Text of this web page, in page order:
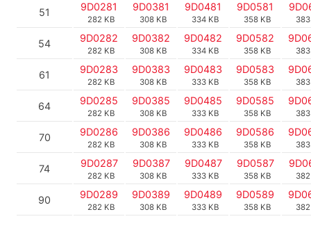
51 9D0281
282 KB
9D0381
308 KB
9D0481
334 KB
9D0581
358 KB
54 9D0282
282 KB
9D0382
308 KB
9D0482
334 KB
9D0582
358 KB
61 9D0283
282 KB
9D0383
308 KB
9D0483
333 KB
9D0583
358 KB
64 9D0285
282 KB
9D0385
308 KB
9D0485
333 KB
9D0585
358 KB
70 9D0286
282 KB
9D0386
308 KB
9D0486
333 KB
9D0586
358 KB
74 9D0287
282 KB
9D0387
308 KB
9D0487
333 KB
9D0587
358 KB
90 9D0289
282 KB
9D0389
308 KB
9D0489
333 KB
9D0589
358 KB